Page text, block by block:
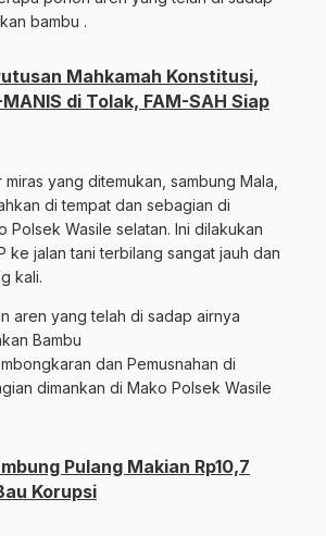
bambu .
Mahkamah Konstitusi,
di Tolak, FAM-SAH Siap
yang ditemukan, sambung Mala,
di tempat dan sebagian di
Polsek Wasile selatan. Ini dilakukan
ke jalan tani terbilang sangat jauh dan
kali.
aren yang telah di sadap airnya
Bambu
dan Pemusnahan di
dimankan di Mako Polsek Wasile
Pulang Makian Rp10,7
Korupsi